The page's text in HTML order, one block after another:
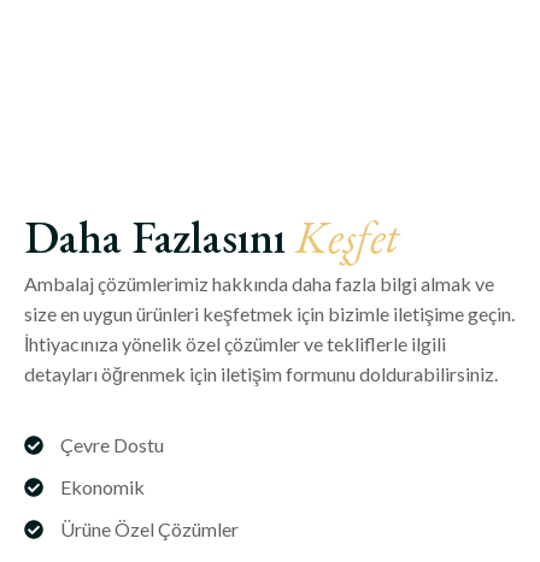
Daha FazlasınıKeşfet
Ambalaj çözümlerimiz hakkında daha fazla bilgi almak ve
size en uygun ürünleri keşfetmek için bizimle iletişime geçin.
İhtiyacınıza yönelik özel çözümler ve tekliflerle ilgili
detayları öğrenmek için iletişim formunu doldurabilirsiniz.
Çevre Dostu
Ekonomik
Ürüne Özel Çözümler